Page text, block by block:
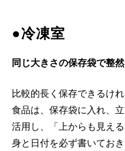
●冷凍室
同じ大きさの保存袋で整
比較的長く保存できるけ
食品は、保存袋に入れ、
活用し、「上からも見え
身と日付を必ず書いておき